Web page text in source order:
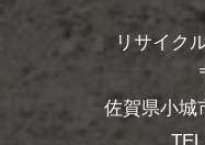
リサイク
佐賀県小城